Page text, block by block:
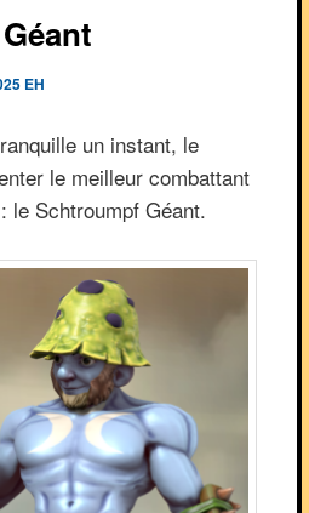
EH
un instant, le
le meilleur combattant
le Schtroumpf Géant.